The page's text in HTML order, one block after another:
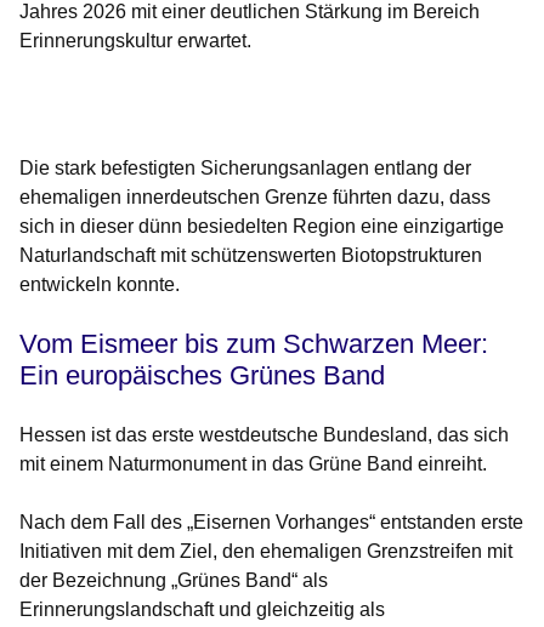
Jahres 2026 mit einer deutlichen Stärkung im Bereich
Erinnerungskultur erwartet.
Die stark befestigten Sicherungsanlagen entlang der
ehemaligen innerdeutschen Grenze führten dazu, dass
sich in dieser dünn besiedelten Region eine einzigartige
Naturlandschaft mit schützenswerten Biotopstrukturen
entwickeln konnte.
Vom Eismeer bis zum Schwarzen Meer:
Ein europäisches Grünes Band
Hessen ist das erste westdeutsche Bundesland, das sich
mit einem Naturmonument in das Grüne Band einreiht.
Nach dem Fall des „Eisernen Vorhanges“ entstanden erste
Initiativen mit dem Ziel, den ehemaligen Grenzstreifen mit
der Bezeichnung „Grünes Band“ als
Erinnerungslandschaft und gleichzeitig als